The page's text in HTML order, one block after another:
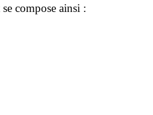
compose ainsi :